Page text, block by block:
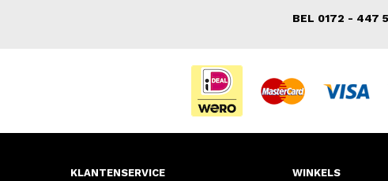
BEL 0172 - 447
KLANTENSERVICE WINKELS